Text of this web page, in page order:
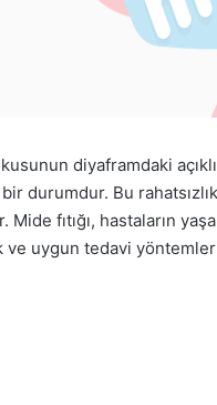
diyaframdaki
durumdur. Bu
Mide fıtığı, hastaların
ve uygun tedavi